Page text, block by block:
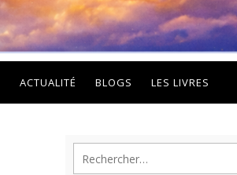
ACTUALITÉ BLOGS LES LIVRES